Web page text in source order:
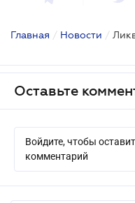
Главная / Новости /
Оставьте
Войдите, чтобы
комментарий